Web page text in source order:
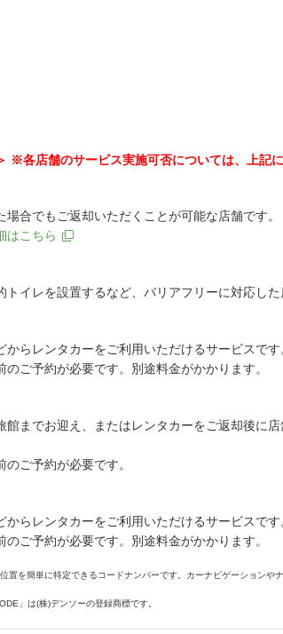
※各店舗のサービス実施可否については、上記
合でもご返却いただくことが可能な店舗です。
はこちら
イレを設置するなど、バリアフリーに対応した
からレンタカーをご利用いただけるサービスです
ご予約が必要です。別途料金がかかります。
館までお迎え、またはレンタカーをご返却後に
ご予約が必要です。
からレンタカーをご利用いただけるサービスです
ご予約が必要です。別途料金がかかります。
置を簡単に特定できるコードナンバーです。カーナビゲーションや
」は(株)デンソーの登録商標です。